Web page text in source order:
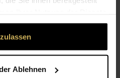
Ablehnen